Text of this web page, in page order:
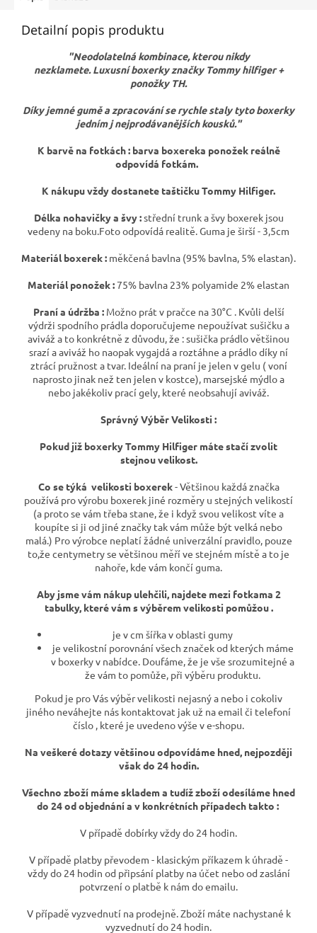
Detailní popis produktu
"Neodolatelná kombinace, kterou nikdy
nezklamete. Luxusní boxerky značky Tommy hilfiger +
ponožky TH.
Díky jemné gumě a zpracování se rychle staly tyto boxerky
jedním j nejprodávanějších kousků."
K barvě na fotkách : barva boxereka ponožek reálně
odpovídá fotkám.
K nákupu vždy dostanete taštičku Tommy Hilfiger.
Délka nohavičky a švy :střední trunk a švy boxerek jsou
vedeny na boku.Foto odpovídá realitě. Guma je širší - 3,5cm
Materiál boxerek : měkčená bavlna (95% bavlna, 5% elastan).
Materiál ponožek :75% bavlna 23% polyamide 2% elastan
Praní a údržba :Možno prát v pračce na 30°C . Kvůli delší
výdrži spodního prádla doporučujeme nepoužívat sušičku a
aviváž a to konkrétně z důvodu, že : sušička prádlo většinou
srazí a aviváž ho naopak vygajdá a roztáhne a prádlo díky ní
ztrácí pružnost a tvar. Ideální na praní je jelen v gelu ( voní
naprosto jinak než ten jelen v kostce), marsejské mýdlo a
nebo jakékoliv prací gely, které neobsahují aviváž.
Správný Výběr Velikosti :
Pokud již boxerky Tommy Hilfiger máte stačí zvolit
stejnou velikost.
Co se týká velikosti boxerek- Většinou každá značka
používá pro výrobu boxerek jiné rozměry u stejných velikostí
(a proto se vám třeba stane, že i když svou velikost víte a
koupíte si ji od jiné značky tak vám může být velká nebo
malá.) Pro výrobce neplatí žádné univerzální pravidlo, pouze
to,že centymetry se většinou měří ve stejném místě a to je
nahoře, kde vám končí guma.
Aby jsme vám nákup ulehčili, najdete mezi fotkama 2
tabulky, které vám s výběrem velikosti pomůžou .
je v cm šířka v oblasti gumy
je velikostní porovnání všech značek od kterých máme
v boxerky v nabídce. Doufáme, že je vše srozumitejné a
že vám to pomůže, při výběru produktu.
Pokud je pro Vás výběr velikosti nejasný a nebo i cokoliv
jiného neváhejte nás kontaktovat jak už na email či telefoní
číslo , které je uvedeno výše v e-shopu.
Na veškeré dotazy většinou odpovídáme hned, nejpozději
však do 24 hodin.
Všechno zboží máme skladem a tudíž zboží odesíláme hned
do 24 od objednání a v konkrétních případech takto :
V případě dobírky vždy do 24 hodin.
V případě platby převodem - klasickým příkazem k úhradě -
vždy do 24 hodin od připsání platby na účet nebo od zaslání
potvrzení o platbě k nám do emailu.
V případě vyzvednutí na prodejně. Zboží máte nachystané k
vyzvednutí do 24 hodin.